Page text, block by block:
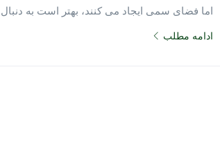
اما فضای سمی ایجاد می کنند، بهتر است به
ادامه مطلب